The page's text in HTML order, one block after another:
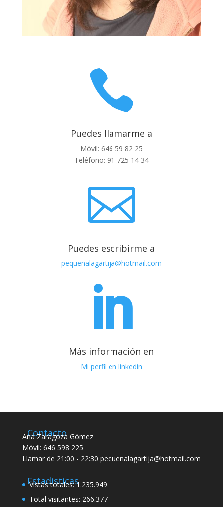

Puedes llamarme a
Móvil: 646 59 82 25
Teléfono: 91 725 14 34

Puedes escribirme a
pequenalagartija@hotmail.com

Más información en
Mi perfil en linkedin
Contacto
Ana Zaragoza Gómez
Móvil: 646 598 225
Llamar de 21:00 - 22:30 pequenalagartija@hotmail.com
Estadisticas
Vistas totales:1.235.949
Total visitantes: 266.377